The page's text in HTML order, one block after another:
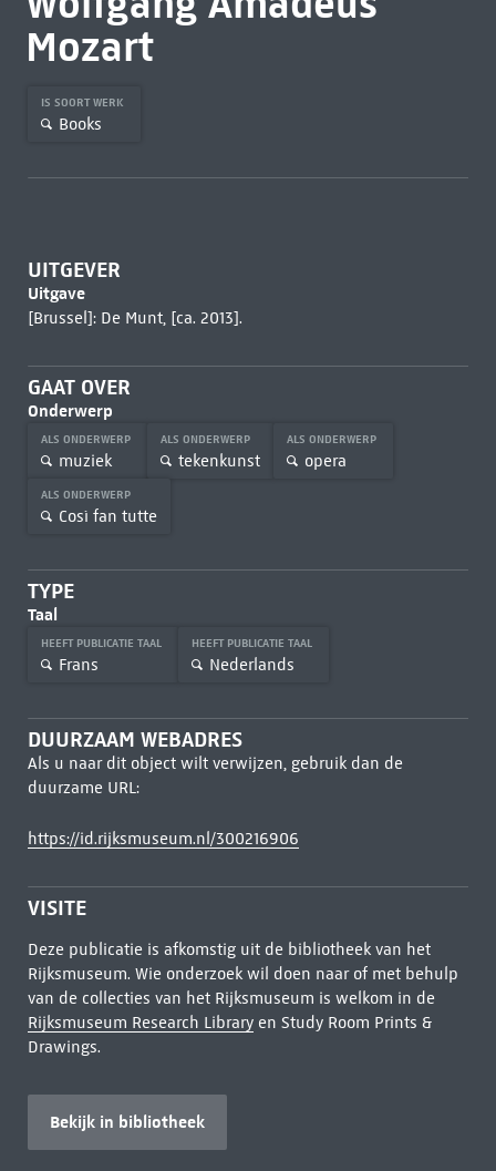
Mozart
IS SOORT WERK
Books
UITGEVER
Uitgave
[Brussel]: De Munt, [ca. 2013].
GAAT OVER
Onderwerp
ALS ONDERWERP
muziek
ALS ONDERWERP
tekenkunst
ALS ONDERWERP
opera
ALS ONDERWERP
Così fan tutte
TYPE
Taal
HEEFT PUBLICATIE TAAL
Frans
HEEFT PUBLICATIE TAAL
Nederlands
DUURZAAM WEBADRES
Als u naar dit object wilt verwijzen, gebruik dan de
duurzame URL:
https://id.rijksmuseum.nl/300216906
VISITE
Deze publicatie is afkomstig uit de bibliotheek van het
Rijksmuseum. Wie onderzoek wil doen naar of met behulp
van de collecties van het Rijksmuseum is welkom in de
Rijksmuseum Research Libraryen Study Room Prints &
Drawings.
Bekijk in bibliotheek